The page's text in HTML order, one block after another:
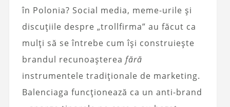
în Polonia? Social media, meme-urile și
discuțiile despre „trollfirma” au făcut ca
mulți să se întrebe cum își construiește
brandul recunoașterea fără
instrumentele tradiționale de marketing.
Balenciaga funcționează ca un anti-brand